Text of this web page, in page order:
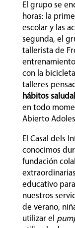
El grupo se
horas: la
escolar y las
segunda, el
tallerista de
con la
talleres
hábitos
en todo
Abierto
El Casal dels
conocimos
fundación
educativo
nuestros
de verano,
utilizar el